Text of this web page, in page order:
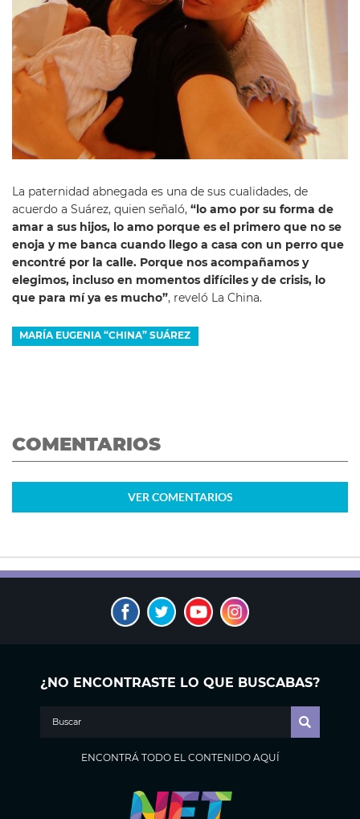
La paternidad abnegada es una de sus cualidades, de
acuerdo a Suárez, quien señaló, “lo amo por su forma de
amar a sus hijos, lo amo porque es el primero que no se
enoja y me banca cuando llego a casa con un perro que
encontré por la calle. Porque nos acompañamos y
elegimos, incluso en momentos difíciles y de crisis, lo
que para mí ya es mucho”, reveló La China.
MARÍA EUGENIA “CHINA” SUÁREZ
COMENTARIOS
VER COMENTARIOS
¿NO ENCONTRASTE LO QUE BUSCABAS?
ENCONTRÁ TODO EL CONTENIDO AQUÍ